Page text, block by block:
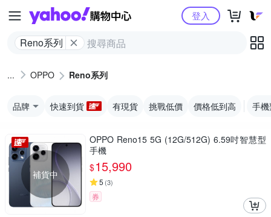
Yahoo購物中心
Reno系列
登入
OPPO Reno系列
品牌 快速到貨 有現貨 挑戰低價 價格低到高 手
補貨中
OPPO Reno15 5G (12G/512G) 6.59吋智慧型
手機
$15,990
5 (3)
券